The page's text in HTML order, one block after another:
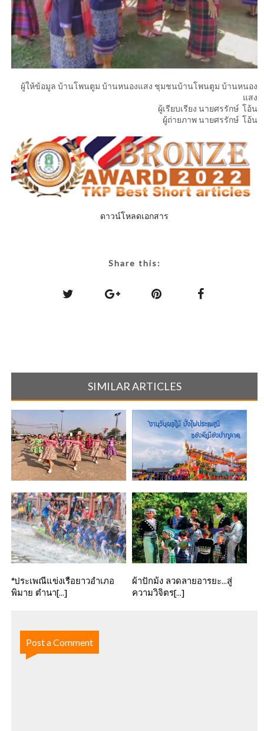
ผู้ให้ข้อมูล บ้านโพนตูม บ้านหนองแสง ชุมชนบ้านโพนตูม บ้านหนอง
แสง
ผู้เรียบเรียง นายศรรักษ์ โอ้น
ผู้ถ่ายภาพ นายศรรักษ์ โอ้น
ดาวน์โหลดเอกสาร
Share this:
SIMILAR ARTICLES
รำวง 3 ส. สืบสานวัฒนธรรม
ประเพณีท้อง[...]
งานวันผลไม้ บั้งไฟประเพณี
ของดีเมือ[...]
“ประเพณีแข่งเรือยาวอำเภอ
พิมาย ตำนา[...]
ผ้าปักม้ง ลวดลายอารยะ…สู่
ความวิจิตร[...]
Post a Comment